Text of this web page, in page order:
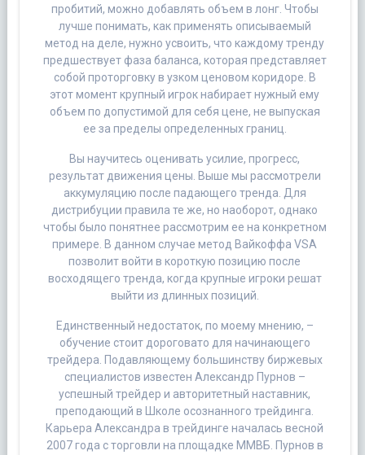
пробитий, можно добавлять объем в лонг. Чтобы
лучше понимать, как применять описываемый
метод на деле, нужно усвоить, что каждому тренду
предшествует фаза баланса, которая представляет
собой проторговку в узком ценовом коридоре. В
этот момент крупный игрок набирает нужный ему
объем по допустимой для себя цене, не выпуская
ее за пределы определенных границ.
Вы научитесь оценивать усилие, прогресс,
результат движения цены. Выше мы рассмотрели
аккумуляцию после падающего тренда. Для
дистрибуции правила те же, но наоборот, однако
чтобы было понятнее рассмотрим ее на конкретном
примере. В данном случае метод Вайкоффа VSA
позволит войти в короткую позицию после
восходящего тренда, когда крупные игроки решат
выйти из длинных позиций.
Единственный недостаток, по моему мнению, –
обучение стоит дороговато для начинающего
трейдера. Подавляющему большинству биржевых
специалистов известен Александр Пурнов –
успешный трейдер и авторитетный наставник,
преподающий в Школе осознанного трейдинга.
Карьера Александра в трейдинге началась весной
2007 года с торговли на площадке ММВБ. Пурнов в